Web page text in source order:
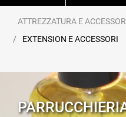
ATTREZZATURA E
EXTENSION E ACCESSORI